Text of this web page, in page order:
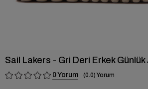
Sail Lakers - Gri Deri Erkek Günlük
0 0.0